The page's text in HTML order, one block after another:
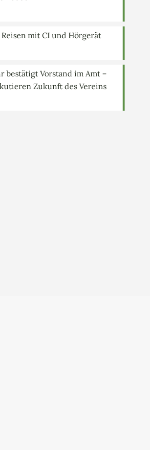
Reisen mit CI und Hörgerät
bestätigt Vorstand im Amt –
Zukunft des Vereins